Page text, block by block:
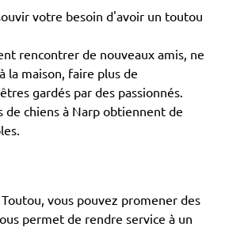
votre besoin d'avoir un toutou
rencontrer de nouveaux amis, ne
la maison, faire plus de
gardés par des passionnés.
de chiens à Narp obtiennent de
vous pouvez promener des
permet de rendre service à un